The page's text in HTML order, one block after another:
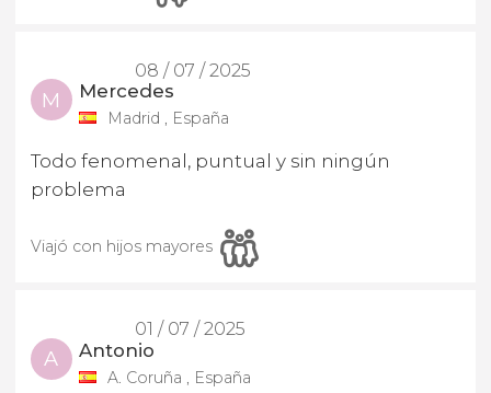
08 / 07 / 2025
M Mercedes
Madrid , España
Todo fenomenal, puntual y sin ningún
problema
Viajó con hijos mayores
01 / 07 / 2025
A Antonio
A. Coruña , España